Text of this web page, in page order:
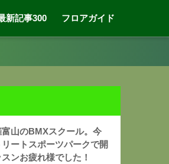
新記事300 フロアガイド
山のBMXスクール。今
ートスポーツパークで開
ンお疲れ様でした！